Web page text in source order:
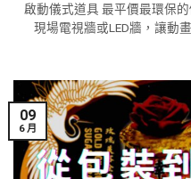
啟動儀式道具 最平價最環保
現場電視牆或LED牆，讓動
09
6 月